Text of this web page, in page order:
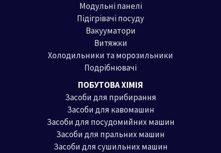
Модульні панелі
Підігрівачі посуду
Вакууматори
Витяжки
Холодильники та морозильники
Подрібнювачі
ПОБУТОВА ХІМІЯ
Засоби для прибирання
Засоби для кавомашин
Засоби для посудомийних машин
Засоби для пральних машин
Засоби для сушильних машин